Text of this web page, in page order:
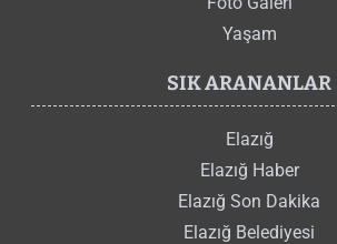
Yaşam
SIK ARANANLAR
Elazığ
Elazığ Haber
Elazığ Son Dakika
Elazığ Belediyesi